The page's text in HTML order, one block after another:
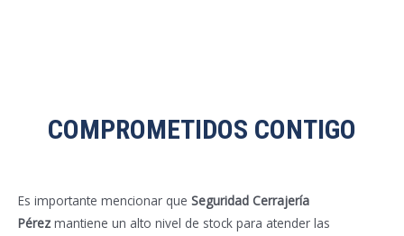
COMPROMETIDOS CONTIGO
Es importante mencionar que Seguridad Cerrajería
Pérezmantiene un alto nivel de stock para atender las